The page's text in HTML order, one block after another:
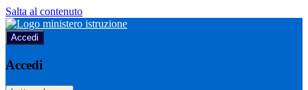
Salta al contenuto
Accedi
Accedi